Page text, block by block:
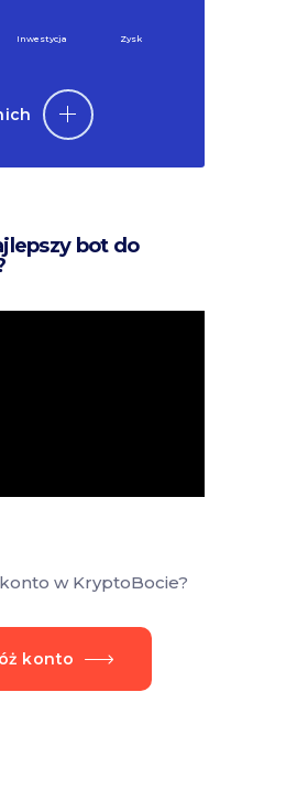
Inwestycja Zysk
bot do
w KryptoBocie?
konto